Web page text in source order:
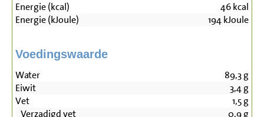
Energie (kcal) 46kcal
Energie (kJoule)
194kJoule
Voedingswaarde
Water 89,3g
Eiwit
3,4g
Vet
1,5g
Verzadigd vet
0,9g